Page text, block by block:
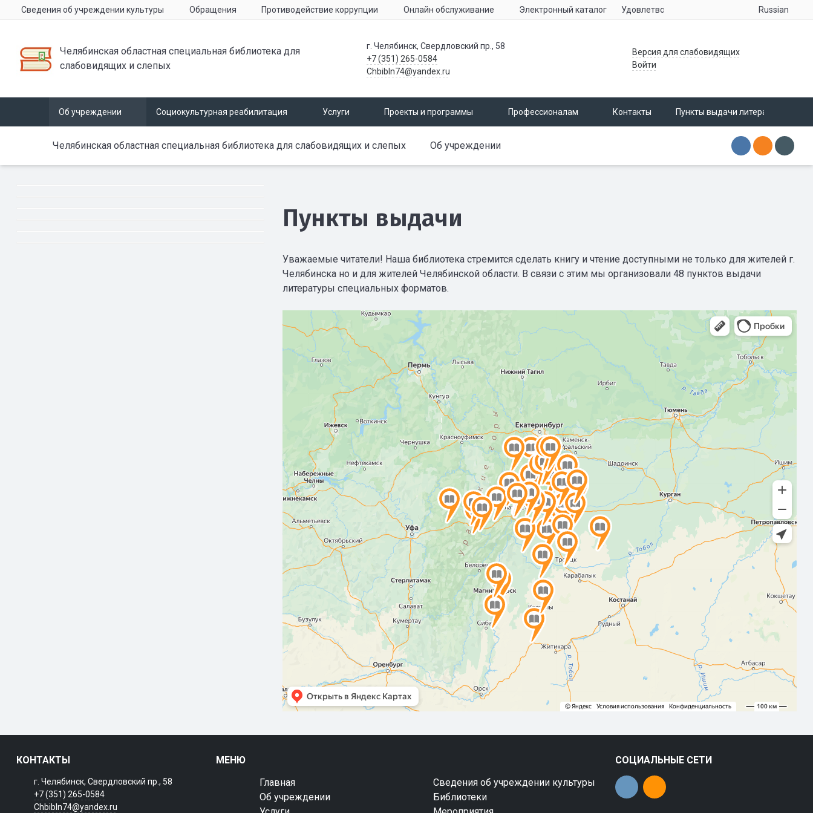
Сведения об учреждении культуры Обращения Противодействие коррупции Онлайн обслуживание Электронный каталог Удовлетворенность населения услугами
Russian
Челябинская областная специальная библиотека для
слабовидящих и слепых
г. Челябинск, Свердловский пр., 58
+7 (351) 265-0584
Chbibln74@yandex.ru
Версия для слабовидящих
Войти
Об учреждении Социокультурная реабилитация Услуги Проекты и программы Профессионалам Контакты Пункты выдачи литературы
Челябинская областная специальная библиотека для слабовидящих и слепых Об учреждении
Пункты выдачи
Уважаемые читатели! Наша библиотека стремится сделать книгу и чтение доступными не только для жителей г.
Челябинска но и для жителей Челябинской области. В связи с этим мы организовали 48 пунктов выдачи
литературы специальных форматов.
КОНТАКТЫ
г. Челябинск, Свердловский пр., 58
+7 (351) 265-0584
Chbibln74@yandex.ru
МЕНЮ
Главная
Сведения об учреждении культуры
Об учреждении
Библиотеки
СОЦИАЛЬНЫЕ СЕТИ